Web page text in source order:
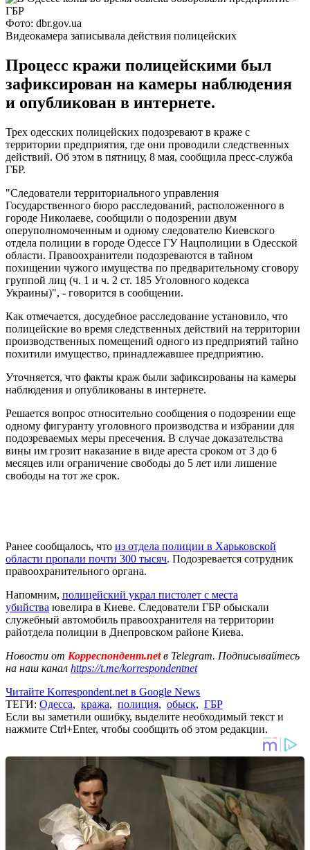
Фото: dbr.gov.ua
Видеокамера записывала действия полицейских
Процесс кражи полицейскими был
зафиксирован на камеры наблюдения
и опубликован в интернете.
Трех одесских полицейских подозревают в краже с
территории предприятия, где они проводили следственных
действий. Об этом в пятницу, 8 мая, сообщила пресс-служба
ГБР.
"Следователи территориального управления
Государственного бюро расследований, расположенного в
городе Николаеве, сообщили о подозрении двум
оперуполномоченным и одному следователю Киевского
отдела полиции в городе Одессе ГУ Нацполиции в Одесской
области. Правоохранители подозреваются в тайном
похищении чужого имущества по предварительному сговору
группой лиц (ч. 1 и ч. 2 ст. 185 Уголовного кодекса
Украины)", - говорится в сообщении.
Как отмечается, досудебное расследование установило, что
полицейские во время следственных действий на территории
производственных помещений одного из предприятий тайно
похитили имущество, принадлежавшее предприятию.
Уточняется, что факты краж были зафиксированы на камеры
наблюдения и опубликованы в интернете.
Решается вопрос относительно сообщения о подозрении еще
одному фигуранту уголовного производства и избрании для
подозреваемых меры пресечения. В случае доказательства
вины им грозит наказание в виде ареста сроком от 3 до 6
месяцев или ограничение свободы до 5 лет или лишение
свободы на тот же срок.
Ранее сообщалось, что из отдела полиции в Харьковской
области пропали почти 300 тысяч. Подозревается сотрудник
правоохранительного органа.
Напомним, полицейский украл пистолет с места
убийства ювелира в Киеве. Следователи ГБР обыскали
служебный автомобиль правоохранителя на территории
райотдела полиции в Днепровском районе Киева.
Новости от Корреспондент.netв Telegram. Подписывайтесь
на наш канал https://t.me/korrespondentnet
Читайте Korrespondent.net в Google News
ТЕГИ: Одесса, кража, полиция, обыск, ГБР
Если вы заметили ошибку, выделите необходимый текст и
нажмите Ctrl+Enter, чтобы сообщить об этом редакции.